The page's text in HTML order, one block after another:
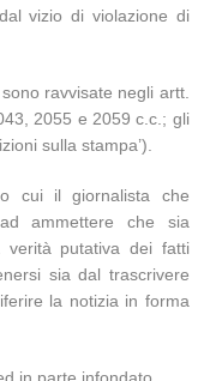
vizio di violazione di
ravvisate negli artt.
2055 e 2059 c.c.; gli
sulla stampa’).
cui il giornalista che
ammettere che sia
putativa dei fatti
sia dal trascrivere
la notizia in forma